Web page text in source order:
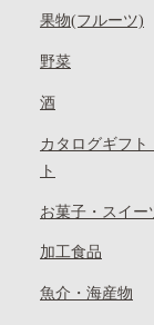
果物(フルーツ)
野菜
酒
カタログギフト
ト
お菓子・スイー
加工食品
魚介・海産物